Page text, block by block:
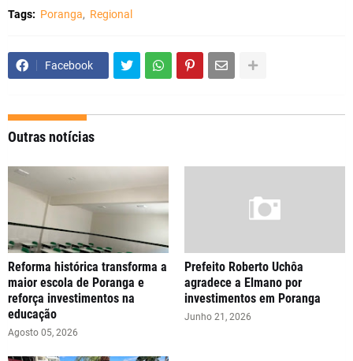
Tags: Poranga Regional
Facebook
Outras notícias
Reforma histórica transforma a
maior escola de Poranga e
reforça investimentos na
educação
Agosto 05, 2026
Prefeito Roberto Uchôa
agradece a Elmano por
investimentos em Poranga
Junho 21, 2026